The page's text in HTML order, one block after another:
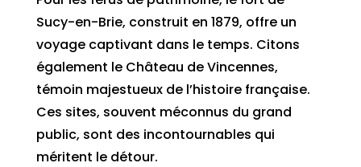
Sucy-en-Brie, construit en 1879, offre un
voyage captivant dans le temps. Citons
également le Château de Vincennes,
témoin majestueux de l’histoire française.
Ces sites, souvent méconnus du grand
public, sont des incontournables qui
méritent le détour.